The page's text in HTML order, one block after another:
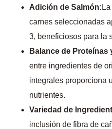
Adición de Salmón:
carnes seleccionadas
3, beneficiosos para la
Balance de Proteínas
entre ingredientes de
integrales proporciona
nutrientes.
Variedad de
inclusión de fibra de